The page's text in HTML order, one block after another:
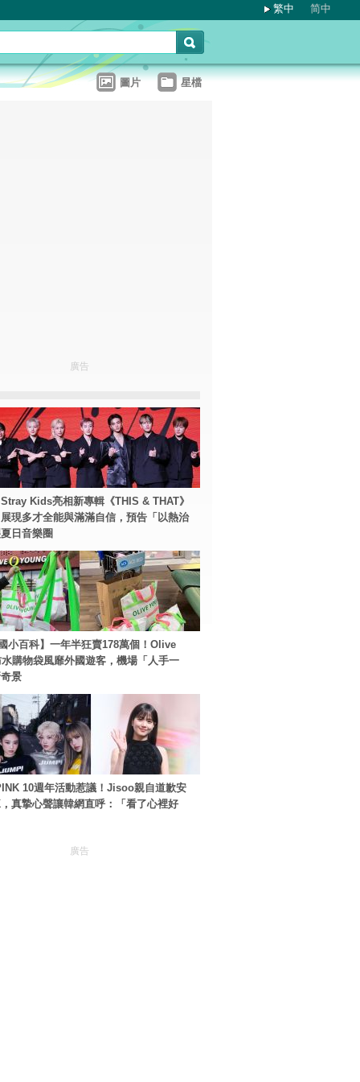
繁中 简中
圖片 星檔
廣告
Kids亮相新專輯《THIS & THAT》
現多才全能與滿滿自信，預告「以熱治
日音樂圈
小百科】一年半狂賣178萬個！Olive
購物袋風靡外國遊客，機場「人手一
景
10週年活動惹議！Jisoo親自道歉安
真摯心聲讓韓網直呼：「看了心裡好
廣告